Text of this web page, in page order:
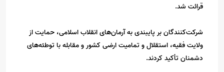
قرائت شد.
شرکت‌کنندگان بر پایبندی به آرمان‌های انقلاب اسلامی، حمایت از
ولایت فقیه، استقلال و تمامیت ارضی کشور و مقابله با توطئه‌های
دشمنان تأکید کردند.